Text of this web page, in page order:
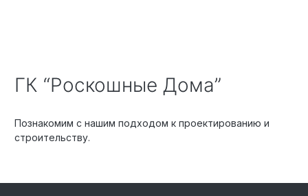
ГК “Роскошные Дома”
Познакомим с нашим подходом к проектированию и
строительству.